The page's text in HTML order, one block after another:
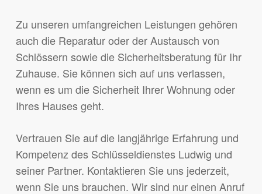
Zu unseren umfangreichen Leistungen gehören
auch die Reparatur oder der Austausch von
Schlössern sowie die Sicherheitsberatung für Ihr
Zuhause. Sie können sich auf uns verlassen,
wenn es um die Sicherheit Ihrer Wohnung oder
Ihres Hauses geht.
Vertrauen Sie auf die langjährige Erfahrung und
Kompetenz des Schlüsseldienstes Ludwig und
seiner Partner. Kontaktieren Sie uns jederzeit,
wenn Sie uns brauchen. Wir sind nur einen Anruf